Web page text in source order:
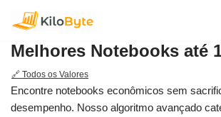
para
o
conteúdo
Melhores Notebooks até
🔗 Todos os Valores
Encontre notebooks econômicos sem
desempenho. Nosso algoritmo avançado